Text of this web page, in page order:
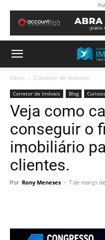
Início Corretor de Imóveis
Corretor de Imóveis Blog
Veja como
conseguir o
imobiliário
clientes.
Por Rony Meneses - 7 de março